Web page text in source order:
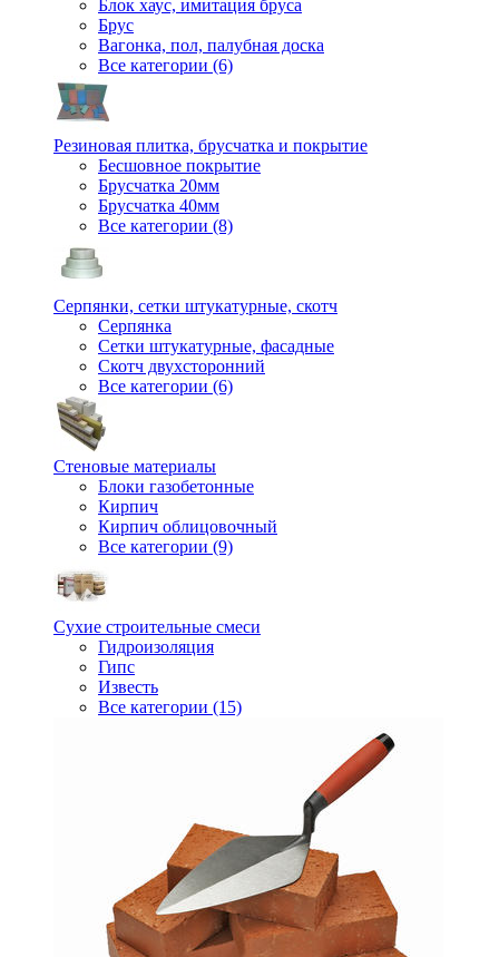
Блок хаус, имитация бруса
Брус
Вагонка, пол, палубная доска
Все категории (6)
Резиновая плитка, брусчатка и покрытие
Бесшовное покрытие
Брусчатка 20мм
Брусчатка 40мм
Все категории (8)
Серпянки, сетки штукатурные, скотч
Серпянка
Сетки штукатурные, фасадные
Скотч двухсторонний
Все категории (6)
Стеновые материалы
Блоки газобетонные
Кирпич
Кирпич облицовочный
Все категории (9)
Сухие строительные смеси
Гидроизоляция
Гипс
Известь
Все категории (15)